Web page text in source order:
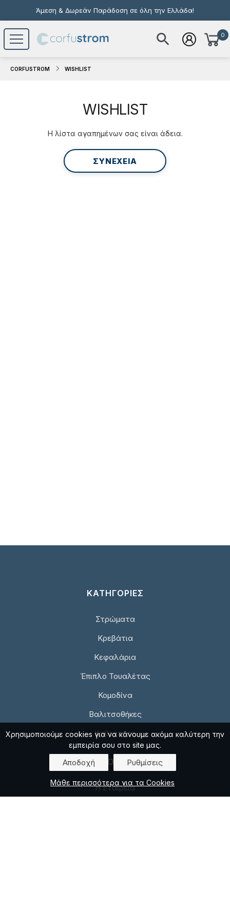
Άμεση & Δωρεάν Παράδοση σε όλη την Ελλάδα!
0
CORFUSTROM WISHLIST
WISHLIST
Η λίστα αγαπημένων σας είναι άδεια.
ΣΥΝΕΧΕΙΑ
ΚΑΤΗΓΟΡΙΕΣ
Στρώματα
Κρεβάτια
Κεφαλάρια
Έπιπλο Τουαλέτας
Κομοδίνα
Βαλιτσοθήκες
Καθρέπτες
ΠΛΗΡΟΦΟΡΙΕΣ
Η Εταιρεία
Χρησιμοποιούμε cookies για να κάνουμε ακόμα καλύτερη την
εμπειρία σου στο site μας.
Αποδοχή Ρυθμίσεις
Μάθε περισσότερα για τα Cookies